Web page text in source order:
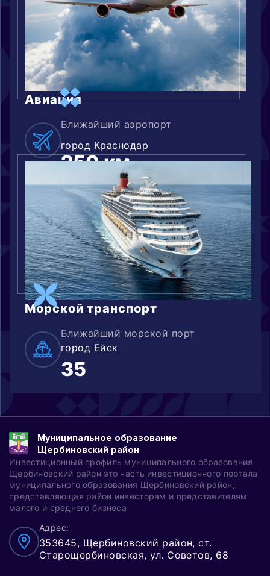
Авиация
Ближайший аэропорт
город Краснодар
250 км
Морской транспорт
Ближайший морской порт
город Ейск
35
Муниципальное образование
Щербиновский район
Инвестиционный профиль муниципального образования
Щербиновский район это часть инвестиционного портала
муниципального образования Щербиновский район,
представляющая район инвесторам и представителям
малого и среднего бизнеса
Адрес:
353645, Щербиновский район, ст.
Старощербиновская, ул. Советов, 68